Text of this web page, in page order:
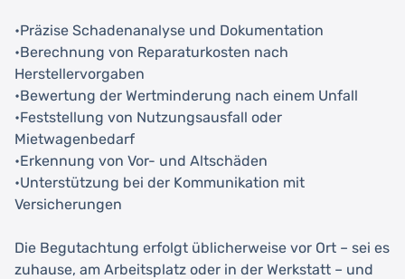
•Präzise Schadenanalyse und Dokumentation
•Berechnung von Reparaturkosten nach
Herstellervorgaben
•Bewertung der Wertminderung nach einem Unfall
•Feststellung von Nutzungsausfall oder
Mietwagenbedarf
•Erkennung von Vor- und Altschäden
•Unterstützung bei der Kommunikation mit
Versicherungen
Die Begutachtung erfolgt üblicherweise vor Ort – sei es
zuhause, am Arbeitsplatz oder in der Werkstatt – und